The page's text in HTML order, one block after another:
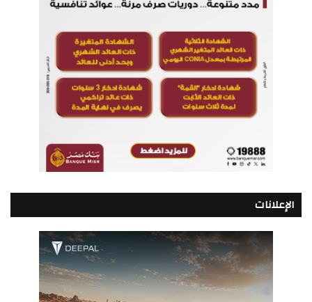
الإعلانات